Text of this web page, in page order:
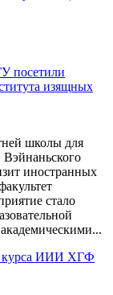
посетили
изящных
школы для
Вэйнаньского
иностранных
стало